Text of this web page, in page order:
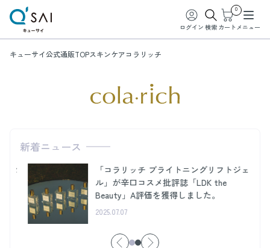
ログイン 検索
0
カート メニュー
キューサイ公式通販TOPスキンケアコラリッチ
コラリッチ
新着ニュース
「コラリッチ ブライトニングリフトジェ
ル」が辛口コスメ批評誌「LDK the
Beauty」A評価を獲得しました。
2025.07.07